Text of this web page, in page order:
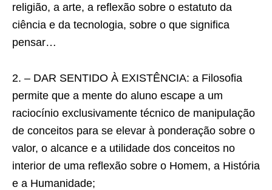
religião, a arte, a reflexão sobre o estatuto da
ciência e da tecnologia, sobre o que significa
pensar…
2. – DAR SENTIDO À EXISTÊNCIA: a Filosofia
permite que a mente do aluno escape a um
raciocínio exclusivamente técnico de manipulação
de conceitos para se elevar à ponderação sobre o
valor, o alcance e a utilidade dos conceitos no
interior de uma reflexão sobre o Homem, a História
e a Humanidade;